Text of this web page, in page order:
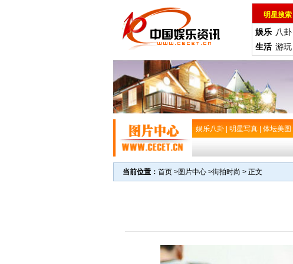
明星搜索
娱乐 八卦
生活 游玩
娱乐八卦 明星写真 体坛美图
当前位置： 首页 >图片中心 >街拍时尚 > 正文